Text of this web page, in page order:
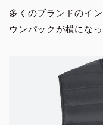
多くのブランドのイ
ウンパックが横になっ